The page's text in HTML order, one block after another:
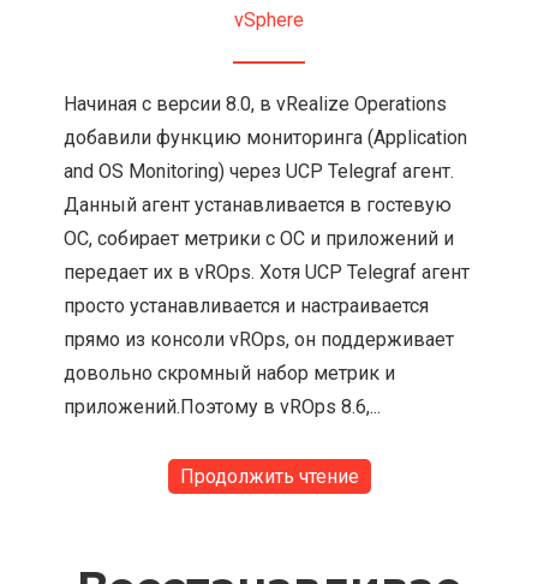
vSphere
Начиная с версии 8.0, в vRealize Operations
добавили функцию мониторинга (Application
and OS Monitoring) через UCP Telegraf агент.
Данный агент устанавливается в гостевую
ОС, собирает метрики с ОС и приложений и
передает их в vROps. Хотя UCP Telegraf агент
просто устанавливается и настраивается
прямо из консоли vROps, он поддерживает
довольно скромный набор метрик и
приложений.Поэтому в vROps 8.6,...
Продолжить чтение